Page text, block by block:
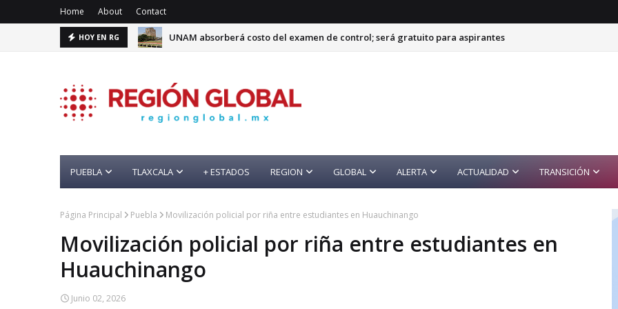
Home About Contact
HOY EN RG
UNAM absorberá costo del examen de control; será gratuito para aspirantes
Ciclosporiasis en México: 33 casos; SSa investiga hoteles y empacadora
PUEBLA TLAXCALA + ESTADOS REGION GLOBAL ALERTA ACTUALIDAD TRANSICIÓN
Página Principal Puebla Movilización policial por riña entre estudiantes en Huauchinango
Movilización policial por riña entre estudiantes en
Huauchinango
Junio 02, 2026